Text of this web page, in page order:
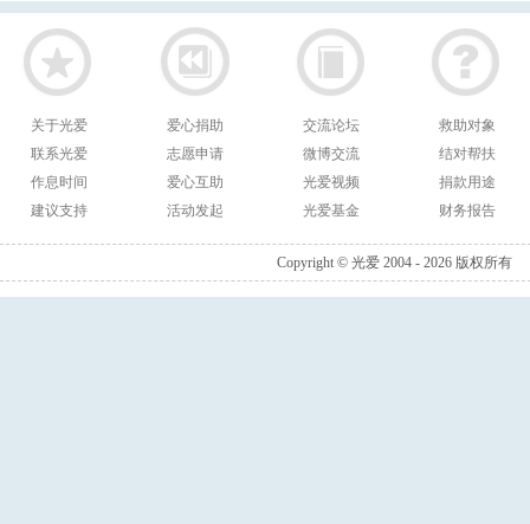
关于光爱
联系光爱
作息时间
建议支持
爱心捐助
志愿申请
爱心互助
活动发起
交流论坛
微博交流
光爱视频
光爱基金
救助对象
结对帮扶
捐款用途
财务报告
Copyright © 光爱 2004 - 2026 版权所有